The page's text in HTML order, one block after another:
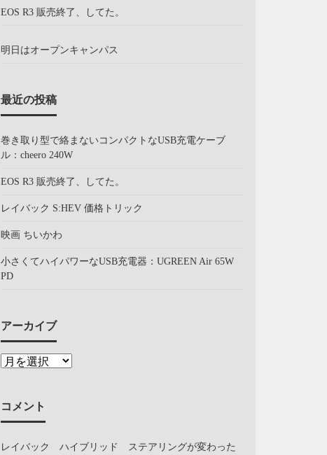
EOS R3 販売終了、してた。
明日はオープンキャンパス
最近の投稿
巻き取り型で絡まないコンパクトなUSB充電ケーブ
ル：cheero 240W
EOS R3 販売終了、してた。
レイバック S:HEV 価格トリック
映画 ちいかわ
小さくてハイパワーなUSB充電器：UGREEN Air 65W
PD
アーカイブ
コメント
レイバック ハイブリッド ステアリングが変わった